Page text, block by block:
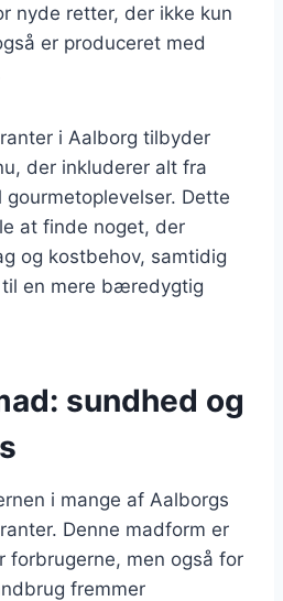
nyde retter, der ikke kun
er produceret med
i Aalborg tilbyder
der inkluderer alt fra
Dette
at finde noget, der
og kostbehov, samtidig
en mere bæredygtig
sundhed og
i mange af Aalborgs
Denne madform er
forbrugerne, men også for
fremmer